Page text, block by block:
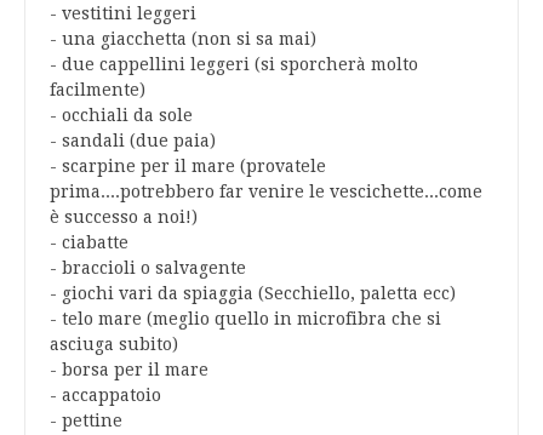
- vestitini leggeri
- una giacchetta (non si sa mai)
- due cappellini leggeri (si sporcherà molto
facilmente)
- occhiali da sole
- sandali (due paia)
- scarpine per il mare (provatele
prima....potrebbero far venire le vescichette...come
è successo a noi!)
- ciabatte
- braccioli o salvagente
- giochi vari da spiaggia (Secchiello, paletta ecc)
- telo mare (meglio quello in microfibra che si
asciuga subito)
- borsa per il mare
- accappatoio
- pettine